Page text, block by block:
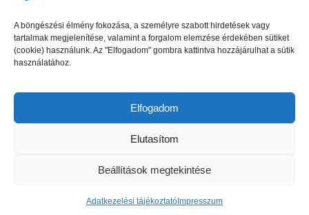
A böngészési élmény fokozása, a személyre szabott hirdetések vagy
tartalmak megjelenítése, valamint a forgalom elemzése érdekében sütiket
(cookie) használunk. Az "Elfogadom" gombra kattintva hozzájárulhat a sütik
használatához.
Elfogadom
Elutasítom
Beállítások megtekintése
Adatkezelési tájékoztató Impresszum
előző cikk következő cikk
Gödöllői Szolgálat - Minden jog fenntartva
Kapcsolat